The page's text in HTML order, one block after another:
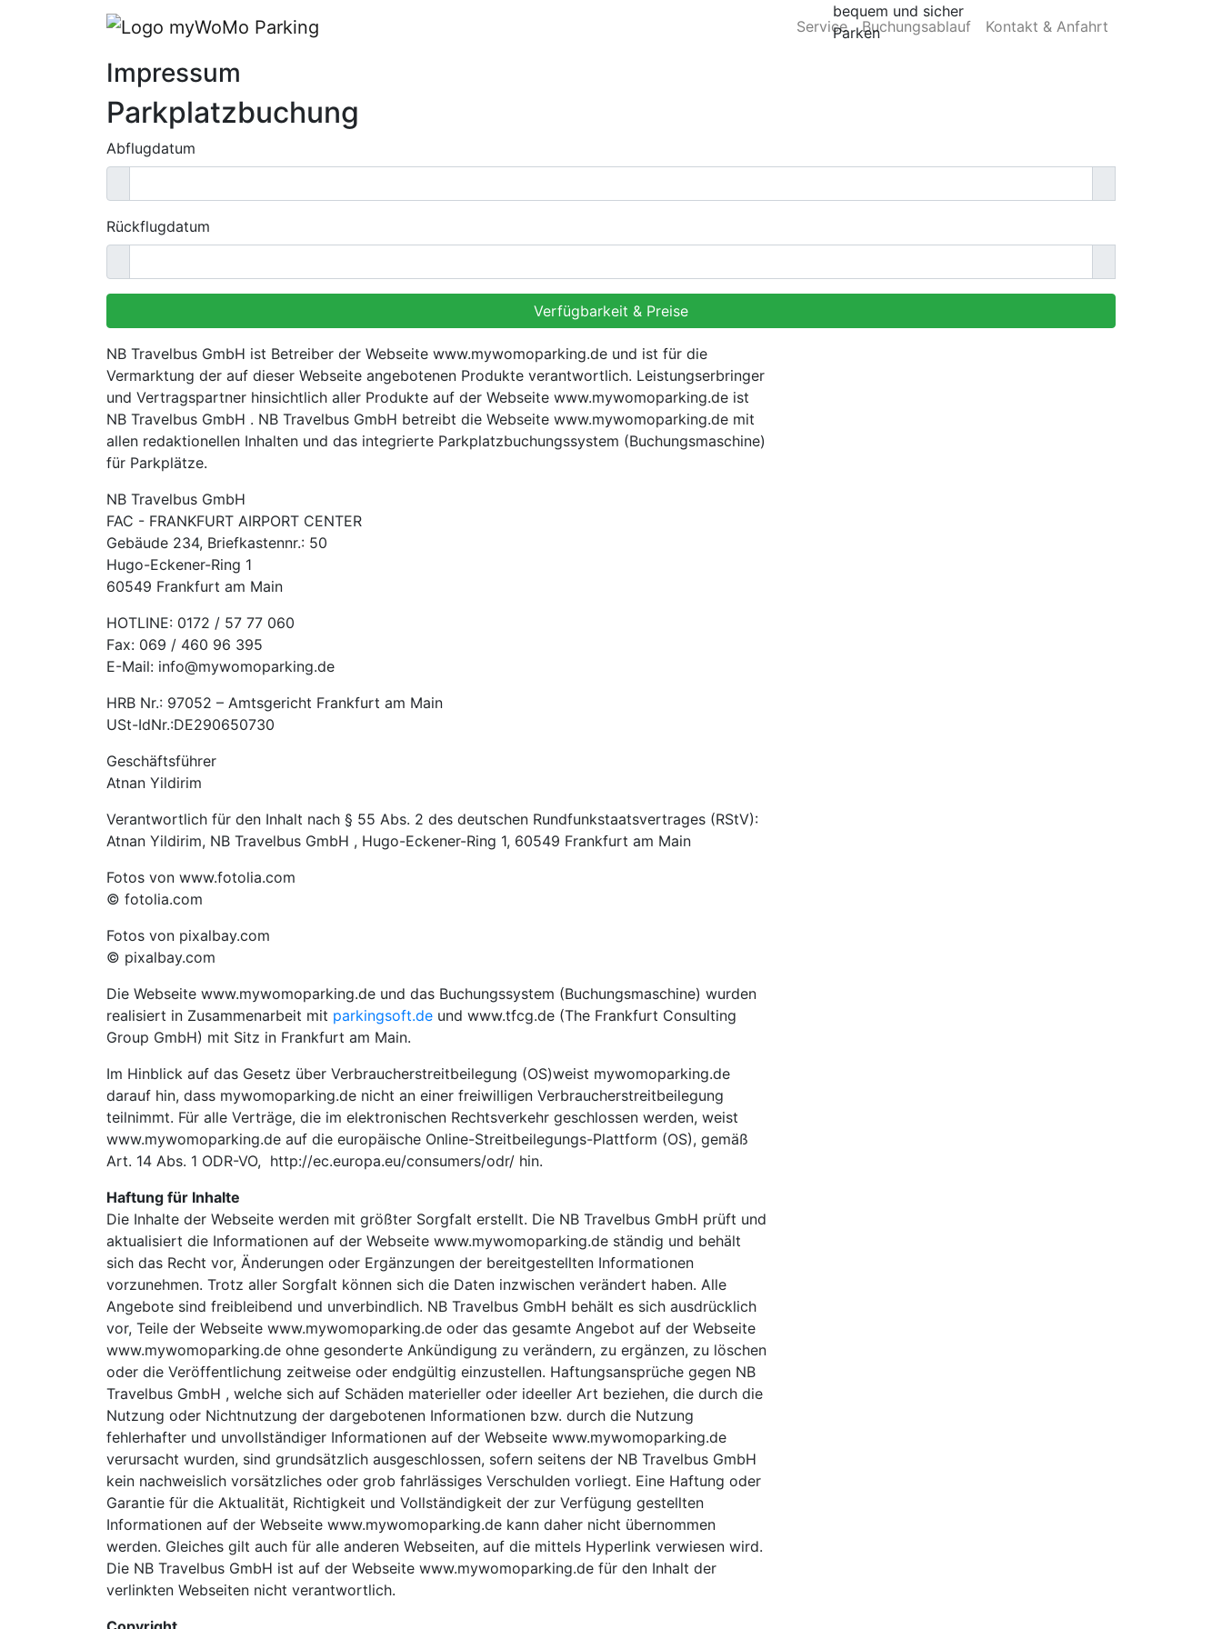
Service Buchungsablauf Kontakt & Anfahrt
bequem und sicher
Parken
Impressum
Parkplatzbuchung
Abflugdatum
Rückflugdatum
Verfügbarkeit & Preise
NB Travelbus GmbH ist Betreiber der Webseite www.mywomoparking.de und ist für die
Vermarktung der auf dieser Webseite angebotenen Produkte verantwortlich. Leistungserbringer
und Vertragspartner hinsichtlich aller Produkte auf der Webseite www.mywomoparking.de ist
NB Travelbus GmbH . NB Travelbus GmbH betreibt die Webseite www.mywomoparking.de mit
allen redaktionellen Inhalten und das integrierte Parkplatzbuchungssystem (Buchungsmaschine)
für Parkplätze.
NB Travelbus GmbH
FAC - FRANKFURT AIRPORT CENTER
Gebäude 234, Briefkastennr.: 50
Hugo-Eckener-Ring 1
60549 Frankfurt am Main
HOTLINE: 0172 / 57 77 060
Fax: 069 / 460 96 395
E-Mail: info@mywomoparking.de
HRB Nr.: 97052 – Amtsgericht Frankfurt am Main
USt-IdNr.:DE290650730
Geschäftsführer
Atnan Yildirim
Verantwortlich für den Inhalt nach § 55 Abs. 2 des deutschen Rundfunkstaatsvertrages (RStV):
Atnan Yildirim, NB Travelbus GmbH , Hugo-Eckener-Ring 1, 60549 Frankfurt am Main
Fotos von www.fotolia.com
© fotolia.com
Fotos von pixalbay.com
© pixalbay.com
Die Webseite www.mywomoparking.de und das Buchungssystem (Buchungsmaschine) wurden
realisiert in Zusammenarbeit mit parkingsoft.de und www.tfcg.de (The Frankfurt Consulting
Group GmbH) mit Sitz in Frankfurt am Main.
Im Hinblick auf das Gesetz über Verbraucherstreitbeilegung (OS)weist mywomoparking.de
darauf hin, dass mywomoparking.de nicht an einer freiwilligen Verbraucherstreitbeilegung
teilnimmt. Für alle Verträge, die im elektronischen Rechtsverkehr geschlossen werden, weist
www.mywomoparking.de auf die europäische Online-Streitbeilegungs-Plattform (OS), gemäß
Art. 14 Abs. 1 ODR-VO, http://ec.europa.eu/consumers/odr/ hin.
Haftung für Inhalte
Die Inhalte der Webseite werden mit größter Sorgfalt erstellt. Die NB Travelbus GmbH prüft und
aktualisiert die Informationen auf der Webseite www.mywomoparking.de ständig und behält
sich das Recht vor, Änderungen oder Ergänzungen der bereitgestellten Informationen
vorzunehmen. Trotz aller Sorgfalt können sich die Daten inzwischen verändert haben. Alle
Angebote sind freibleibend und unverbindlich. NB Travelbus GmbH behält es sich ausdrücklich
vor, Teile der Webseite www.mywomoparking.de oder das gesamte Angebot auf der Webseite
www.mywomoparking.de ohne gesonderte Ankündigung zu verändern, zu ergänzen, zu löschen
oder die Veröffentlichung zeitweise oder endgültig einzustellen. Haftungsansprüche gegen NB
Travelbus GmbH , welche sich auf Schäden materieller oder ideeller Art beziehen, die durch die
Nutzung oder Nichtnutzung der dargebotenen Informationen bzw. durch die Nutzung
fehlerhafter und unvollständiger Informationen auf der Webseite www.mywomoparking.de
verursacht wurden, sind grundsätzlich ausgeschlossen, sofern seitens der NB Travelbus GmbH
kein nachweislich vorsätzliches oder grob fahrlässiges Verschulden vorliegt. Eine Haftung oder
Garantie für die Aktualität, Richtigkeit und Vollständigkeit der zur Verfügung gestellten
Informationen auf der Webseite www.mywomoparking.de kann daher nicht übernommen
werden. Gleiches gilt auch für alle anderen Webseiten, auf die mittels Hyperlink verwiesen wird.
Die NB Travelbus GmbH ist auf der Webseite www.mywomoparking.de für den Inhalt der
verlinkten Webseiten nicht verantwortlich.